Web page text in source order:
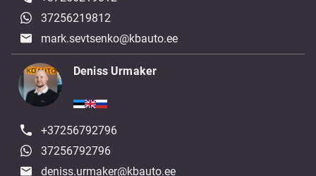
37256219812
mark.sevtsenko@kbauto.ee
Deniss Urmaker
+37256792796
37256792796
deniss.urmaker@kbauto.ee